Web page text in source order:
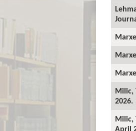
Milic,
2026.
Milic,
April